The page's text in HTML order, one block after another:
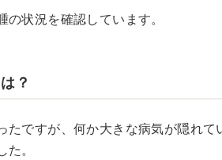
状況を確認しています。
？
たですが、何か大きな病気が隠れ
。